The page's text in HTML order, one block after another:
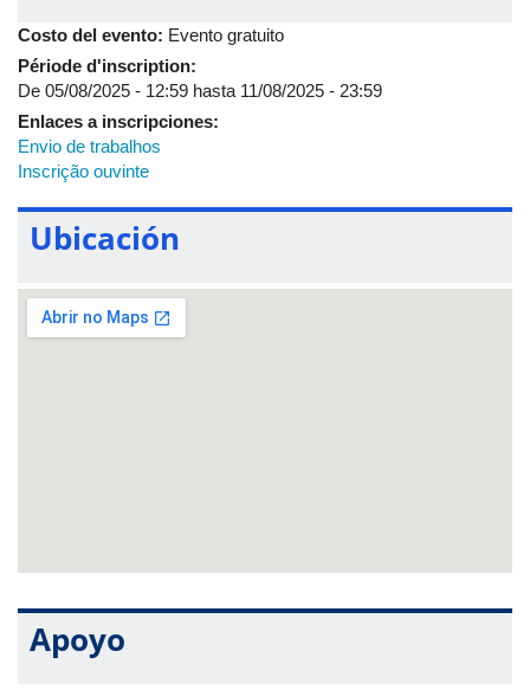
expandido e trabalhos completos. O objetivo é integrar a
comunidade científica com empreendedores e o mercado para
alcançar novos patamares no uso de tecnologia na área de
negócios. O
site do Conemp
evento e inscrições.
Costo del evento: Evento gratuito
Période d'inscription:
De 05/08/2025 - 12:59 hasta 11/08/2025 - 23:59
Enlaces a inscripciones:
Envio de trabalhos
Inscrição ouvinte
Ubicación
Apoyo